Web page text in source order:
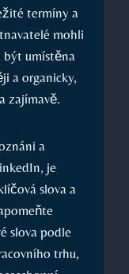
termíny a
mohli
být umístěna⁢
a⁤ organicky,
zajímavě.
a
‍je⁣
slova a
slova podle
trhu,